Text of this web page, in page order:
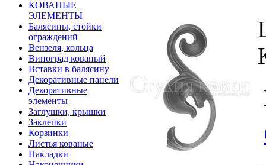
КОВАНЫЕ
ЭЛЕМЕНТЫ
Балясины, стойки
ограждений
Вензеля, кольца
Виноград кованый
Вставки в балясину
Декоративные панели
Декоративные
элементы
Заглушки, крышки
Заклепки
Корзинки
Листья кованые
Накладки